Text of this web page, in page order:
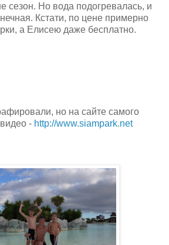
сезон. Но вода подогревалась, и
Кстати, по цене примерно
а Елисею даже бесплатно.
но на сайте самого
- http://www.siampark.net